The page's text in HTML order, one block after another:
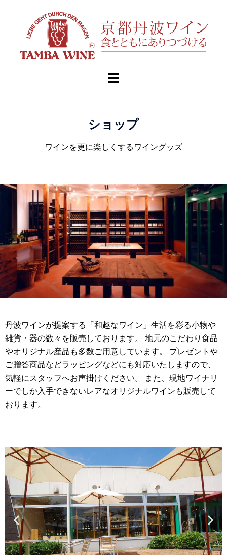
ショップ
ワインを更に楽しくするワイングッズ
丹波ワインが提案する「和趣なワイン」生活を彩る小物や
雑貨・器の数々を販売しております。 地元のこだわり食品
やオリジナル産品も多数ご用意しています。 プレゼントや
ご贈答商品などラッピングなどにも対応いたしますので、
気軽にスタッフへお声掛けください。 また、現地ワイナリ
ーでしか入手できないレアなオリジナルワインも販売して
おります。